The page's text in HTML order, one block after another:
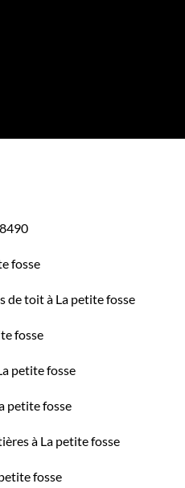
fosse
de toit à La petite fosse
fosse
petite fosse
petite fosse
à La petite fosse
fosse